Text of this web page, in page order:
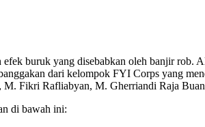
buruk yang disebabkan oleh banjir rob.
dari kelompok FYI Corps yang
Fikri Rafliabyan, M. Gherriandi Raja
di bawah ini: